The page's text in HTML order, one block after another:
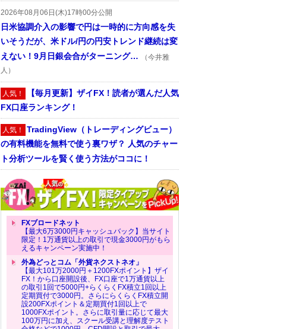
2026年08月06日(木)17時00分公開
日米協調介入の影響で円は一時的に方向感を失
いそうだが、米ドル/円の円安トレンド継続は変
えない！9月日銀会合がターニング…
（今井雅
人）
人気！ 【毎月更新】ザイFX！読者が選んだ人気
FX口座ランキング！
人気！ TradingView（トレーディングビュー）
の有料機能を無料で使う裏ワザ？ 人気のチャー
ト分析ツールを賢く使う方法がココに！
FXブロードネット
【最大6万3000円キャッシュバック】当サイト
限定！1万通貨以上の取引で現金3000円がもら
えるキャンペーン実施中！
外為どっとコム「外貨ネクストネオ」
【最大101万2000円＋1200FXポイント】ザイ
FX！から口座開設後、FX口座で1万通貨以上
の取引1回で5000円+らくらくFX積立1回以上
定期買付で3000円。さらにらくらくFX積立開
設200FXポイント＆定期買付1回以上で
1000FXポイント。さらに取引量に応じて最大
100万円に加え、スクール受講と理解度テスト